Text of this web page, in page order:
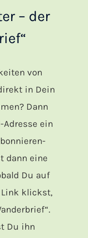
– der
von
in Dein
Dann
ein
dann eine
Du auf
klickst,
Du ihn